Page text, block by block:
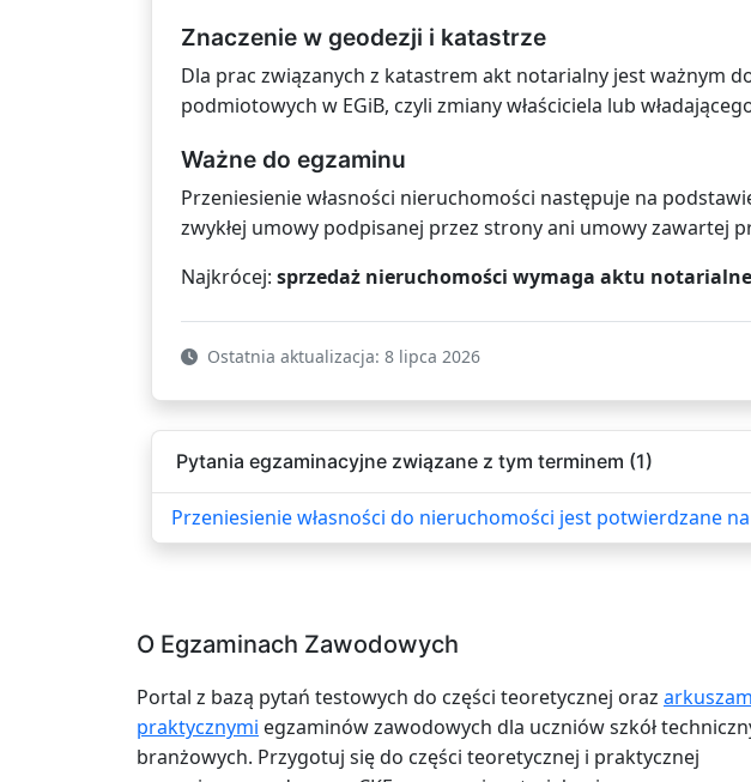
Znaczenie w geodezji i katastrze
Dla prac związanych z katastrem akt notarialny jest ważnym
podmiotowych w EGiB, czyli zmiany właściciela lub
Ważne do egzaminu
Przeniesienie własności nieruchomości następuje na
zwykłej umowy podpisanej przez strony ani umowy zawartej
Najkrócej: sprzedaż nieruchomości wymaga aktu
Ostatnia aktualizacja: 8 lipca 2026
Pytania egzaminacyjne związane z tym terminem (1)
Przeniesienie własności do nieruchomości jest potwierdzane
O Egzaminach Zawodowych
Portal z bazą pytań testowych do części teoretycznej oraz
praktycznymi egzaminów zawodowych dla uczniów szkół
branżowych. Przygotuj się do części teoretycznej i praktycznej